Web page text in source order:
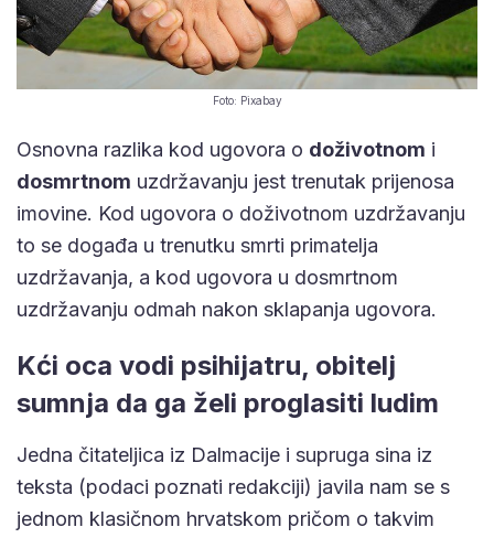
Foto: Pixabay
Osnovna razlika kod ugovora o doživotnom i
dosmrtnom uzdržavanju jest trenutak prijenosa
imovine. Kod ugovora o doživotnom uzdržavanju
to se događa u trenutku smrti primatelja
uzdržavanja, a kod ugovora u dosmrtnom
uzdržavanju odmah nakon sklapanja ugovora.
Kći oca vodi psihijatru, obitelj
sumnja da ga želi proglasiti ludim
Jedna čitateljica iz Dalmacije i supruga sina iz
teksta (podaci poznati redakciji) javila nam se s
jednom klasičnom hrvatskom pričom o takvim